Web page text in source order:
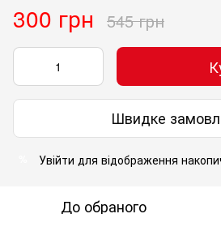
300 грн 545 грн
Швидке
Увійти для відображення
До обраного